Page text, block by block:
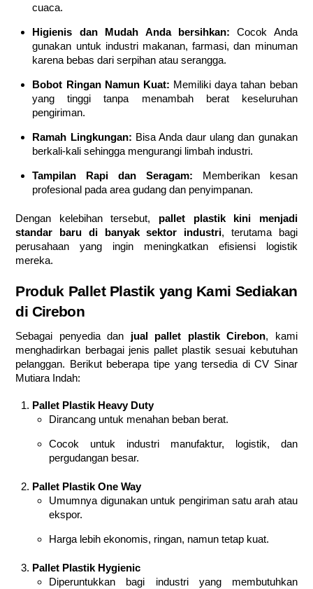
cuaca.
Higienis dan Mudah Anda bersihkan: Cocok Anda
gunakan untuk industri makanan, farmasi, dan minuman
karena bebas dari serpihan atau serangga.
Bobot Ringan Namun Kuat: Memiliki daya tahan beban
yang tinggi tanpa menambah berat keseluruhan
pengiriman.
Ramah Lingkungan: Bisa Anda daur ulang dan gunakan
berkali-kali sehingga mengurangi limbah industri.
Tampilan Rapi dan Seragam: Memberikan kesan
profesional pada area gudang dan penyimpanan.
Dengan kelebihan tersebut, pallet plastik kini menjadi
standar baru di banyak sektor industri, terutama bagi
perusahaan yang ingin meningkatkan efisiensi logistik
mereka.
Produk Pallet Plastik yang Kami Sediakan
di Cirebon
Sebagai penyedia dan jual pallet plastik Cirebon, kami
menghadirkan berbagai jenis pallet plastik sesuai kebutuhan
pelanggan. Berikut beberapa tipe yang tersedia di CV Sinar
Mutiara Indah:
Pallet Plastik Heavy Duty
Dirancang untuk menahan beban berat.
Cocok untuk industri manufaktur, logistik, dan
pergudangan besar.
Pallet Plastik One Way
Umumnya digunakan untuk pengiriman satu arah atau
ekspor.
Harga lebih ekonomis, ringan, namun tetap kuat.
Pallet Plastik Hygienic
Diperuntukkan bagi industri yang membutuhkan